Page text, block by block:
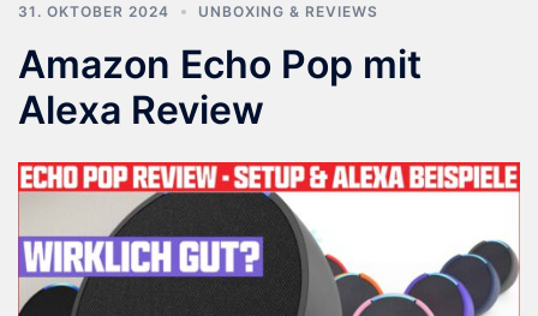
31. OKTOBER 2024 UNBOXING & REVIEWS
Amazon Echo Pop mit
Alexa Review